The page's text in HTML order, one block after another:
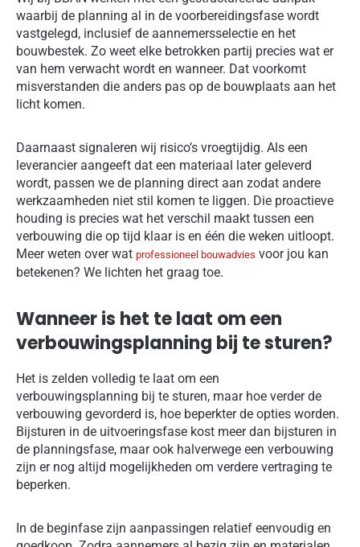
waarbij de planning al in de voorbereidingsfase wordt
vastgelegd, inclusief de aannemersselectie en het
bouwbestek. Zo weet elke betrokken partij precies wat er
van hem verwacht wordt en wanneer. Dat voorkomt
misverstanden die anders pas op de bouwplaats aan het
licht komen.
Daarnaast signaleren wij risico’s vroegtijdig. Als een
leverancier aangeeft dat een materiaal later geleverd
wordt, passen we de planning direct aan zodat andere
werkzaamheden niet stil komen te liggen. Die proactieve
houding is precies wat het verschil maakt tussen een
verbouwing die op tijd klaar is en één die weken uitloopt.
Meer weten over wat professioneel bouwadvies voor jou kan
betekenen? We lichten het graag toe.
Wanneer is het te laat om een
verbouwingsplanning bij te sturen?
Het is zelden volledig te laat om een
verbouwingsplanning bij te sturen, maar hoe verder de
verbouwing gevorderd is, hoe beperkter de opties worden.
Bijsturen in de uitvoeringsfase kost meer dan bijsturen in
de planningsfase, maar ook halverwege een verbouwing
zijn er nog altijd mogelijkheden om verdere vertraging te
beperken.
In de beginfase zijn aanpassingen relatief eenvoudig en